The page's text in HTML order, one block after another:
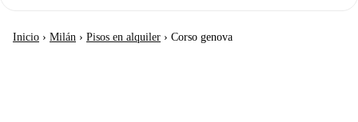
Inicio › Milán › Pisos en alquiler › Corso genova